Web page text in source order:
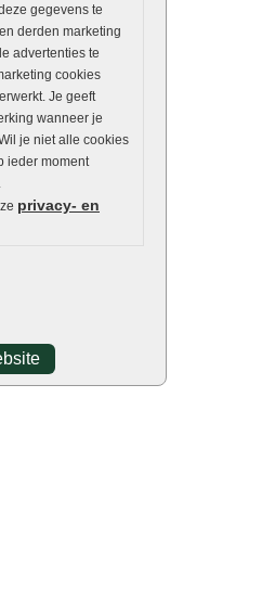
gegevens te
derden marketing
advertenties te
cookies
Je geeft
wanneer je
je niet alle cookies
ieder moment
privacy- en